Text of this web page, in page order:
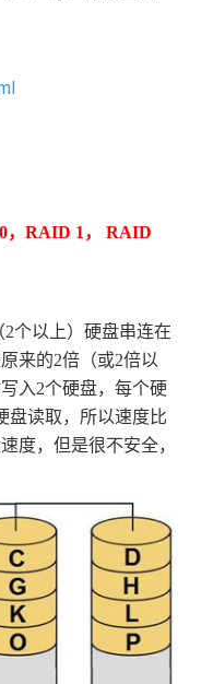
， RAID 1 ，
RAID
2个以上）硬盘串连在
来的2倍（或2倍以
入2个硬盘，每个硬
盘读取，所以速度比
度，但是很不安全，